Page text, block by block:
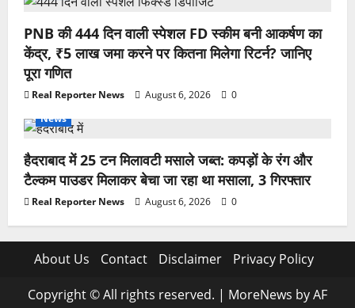
PNB की 444 दिन वाली स्पेशल FD स्कीम बनी आकर्षण का
केंद्र, ₹5 लाख जमा करने पर कितना मिलेगा रिटर्न? जानिए
पूरा गणित
Real Reporter News August 6, 2026
0
News
हैदराबाद में 25 टन मिलावटी मसाले जब्त: कपड़ों के रंग और
टैल्कम पाउडर मिलाकर बेचा जा रहा था मसाला, 3 गिरफ्तार
Real Reporter News August 6, 2026 0
About Us Contact Disclaimer Privacy Policy
Copyright © All rights reserved. | MoreNews by AF